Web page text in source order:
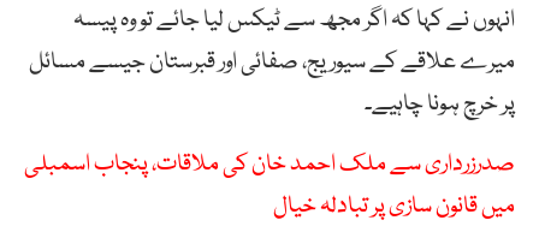
انہوں نے کہا کہ اگر مجھ سے ٹیکس لیا جائے تو وہ پیسہ
میرے علاقے کے سیوریج، صفائی اور قبرستان جیسے مسائل
پر خرچ ہونا چاہیے۔
صدرزرداری سے ملک احمد خان کی ملاقات، پنجاب اسمبلی
میں قانون سازی پر تبادلہ خیال